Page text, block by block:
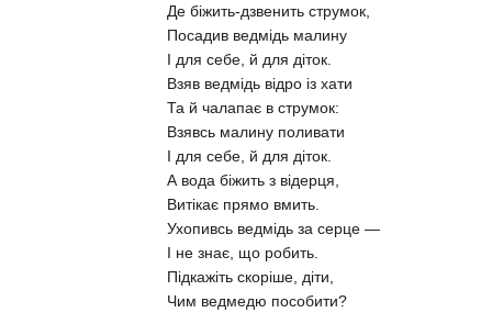
Де біжить-дзвенить струмок,
Посадив ведмідь малину
І для себе, й для діток.
Взяв ведмідь відро із хати
Та й чалапає в струмок:
Взявсь малину поливати
І для себе, й для діток.
А вода біжить з відерця,
Витікає прямо вмить.
Ухопивсь ведмідь за серце —
І не знає, що робить.
Підкажіть скоріше, діти,
Чим ведмедю пособити?